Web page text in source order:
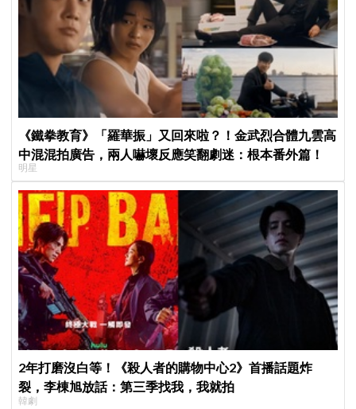
《鐵拳教育》「羅華振」又回來啦？！金武烈合體九雲高
中混混拍廣告，兩人嚇壞反應笑翻劇迷：根本番外篇！
明星
2年打磨沒白等！《殺人者的購物中心2》首播話題炸
裂，李棟旭放話：第三季找我，我就拍
韓劇